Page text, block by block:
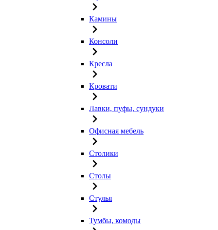
Камины
Консоли
Кресла
Кровати
Лавки, пуфы, сундуки
Офисная мебель
Столики
Столы
Стулья
Тумбы, комоды